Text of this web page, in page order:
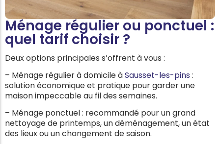
Ménage régulier ou ponctuel :
quel tarif choisir ?
Deux options principales s’offrent à vous :
– Ménage régulier à domicile àSausset-les-pins :
solution économique et pratique pour garder une
maison impeccable au fil des semaines.
– Ménage ponctuel : recommandé pour un grand
nettoyage de printemps, un déménagement, un état
des lieux ou un changement de saison.